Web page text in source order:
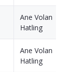
Ane Volan
Hatling
Ane Volan
Hatling